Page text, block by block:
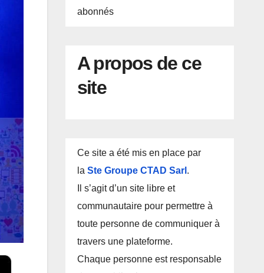
abonnés
A propos de ce
site
Ce site a été mis en place par
la Ste Groupe CTAD Sarl .
Il s’agit d’un site libre et
communautaire pour permettre à
toute personne de communiquer à
travers une plateforme.
Chaque personne est responsable